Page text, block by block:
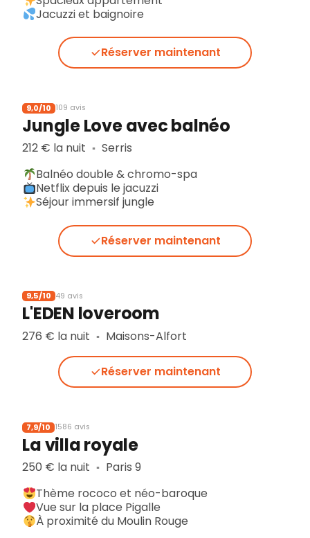
Jacuzzi et baignoire
Réserver maintenant
9,0/10 109 avis
Jungle Love avec balnéo
212 € la nuit ▪︎ Serris
Balnéo double & chromo-spa
Netflix depuis le jacuzzi
Séjour immersif jungle
Réserver maintenant
9,5/10 49 avis
L'EDEN loveroom
276 € la nuit ▪︎ Maisons-Alfort
Réserver maintenant
7,9/10 1586 avis
La villa royale
250 € la nuit ▪︎ Paris 9
Thème rococo et néo-baroque
Vue sur la place Pigalle
À proximité du Moulin Rouge